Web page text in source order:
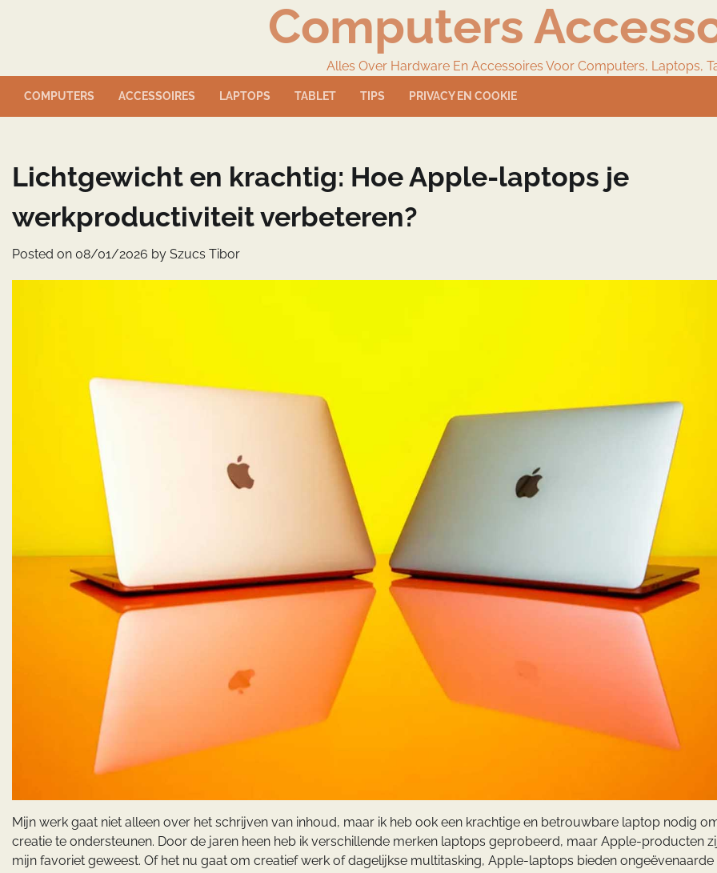
Computers
Alles Over Hardware En Accessoires Voor Computers, Laptops,
COMPUTERS ACCESSOIRES LAPTOPS TABLET TIPS PRIVACY EN COOKIE
Lichtgewicht en krachtig: Hoe Apple-laptops je
werkproductiviteit verbeteren?
Posted on 08/01/2026 by Szucs Tibor
Mijn werk gaat niet alleen over het schrijven van inhoud, maar ik heb ook een krachtige en betrouwbare laptop nodig
creatie te ondersteunen. Door de jaren heen heb ik verschillende merken laptops geprobeerd, maar Apple-producten
mijn favoriet geweest. Of het nu gaat om creatief werk of dagelijkse multitasking, Apple-laptops bieden ongeëvenaarde